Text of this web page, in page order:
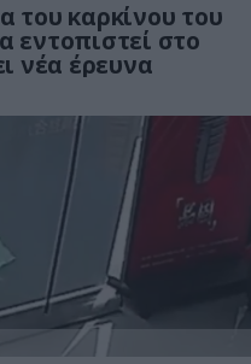
του καρκίνου του
εντοπιστεί στο
νέα έρευνα